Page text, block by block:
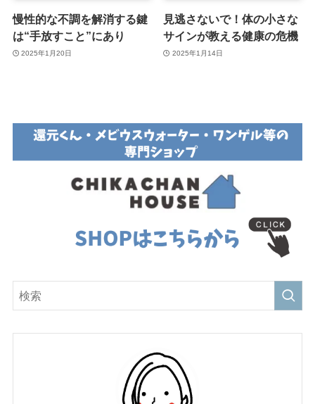
慢性的な不調を解消する鍵
は“手放すこと”にあり
2025年1月20日
見逃さないで！体の小さな
サインが教える健康の危機
2025年1月14日